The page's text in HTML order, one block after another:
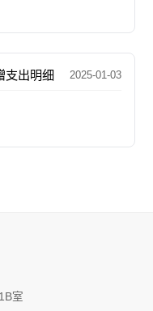
支出明细 2025-01-03
室